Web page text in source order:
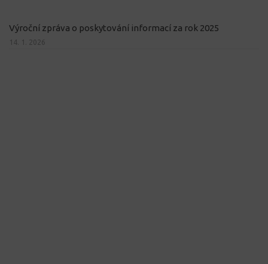
Výroční zpráva o poskytování informací za rok 2025
14. 1. 2026